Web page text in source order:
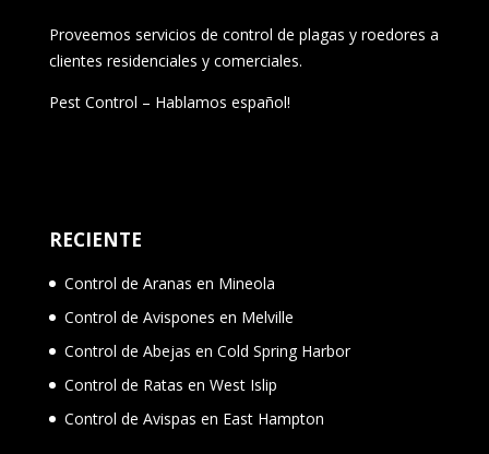
Proveemos servicios de control de plagas y roedores a
clientes residenciales y comerciales.
Pest Control – Hablamos español!
RECIENTE
Control de Aranas en Mineola
Control de Avispones en Melville
Control de Abejas en Cold Spring Harbor
Control de Ratas en West Islip
Control de Avispas en East Hampton